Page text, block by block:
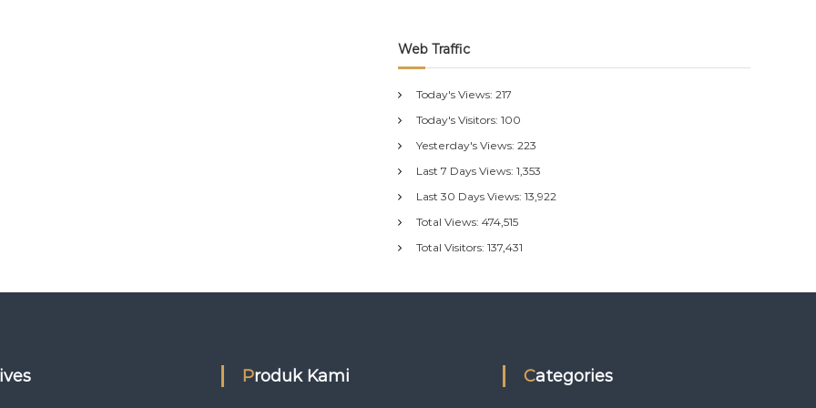
Web Traffic
Today's Views:217
Today's Visitors:100
Yesterday's Views:223
Last 7 Days Views:1,353
Last 30 Days Views:13,922
Total Views:474,515
Total Visitors:137,431
Produk Kami Categories